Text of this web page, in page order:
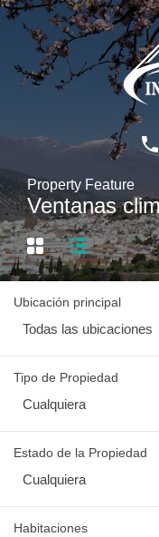
Property Feature
Ventanas
Ubicación principal
Todas las ubicaciones
Tipo de Propiedad
Cualquiera
Estado de la Propiedad
Cualquiera
Habitaciones